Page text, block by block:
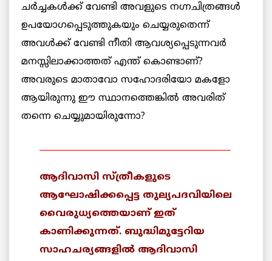
ചര്‍ച്ചകള്‍ക്ക് വേണ്ടി അവളുടെ നഗ്നചിത്രങ്ങള്‍
ഉപയോഗപ്പെടുത്തുകയും ചെയ്യരുതെന്ന്
അവള്‍ക്ക് വേണ്ടി നീതി ആവശ്യപ്പെടുന്നവര്‍
മനസ്സിലാക്കാത്തത് എന്ത് കൊണ്ടാണ്?
അവരുടെ മാതാവോ സഹോദരിയോ മകളോ
ആയിരുന്നു ഈ സ്ഥാനത്തെങ്കില്‍ അവരിത്
തന്നെ ചെയ്യുമായിരുന്നോ?
ആദിവാസി സ്ത്രീകളുടെ
ആഘോഷിക്കപ്പെട്ട തുല്യപദവിയിലെ
വൈരുധ്യത്തെയാണ് ഇത്
കാണിക്കുന്നത്. ബുദ്ധിമുട്ടേറിയ
സാഹചര്യങ്ങളില്‍ ആദിവാസി